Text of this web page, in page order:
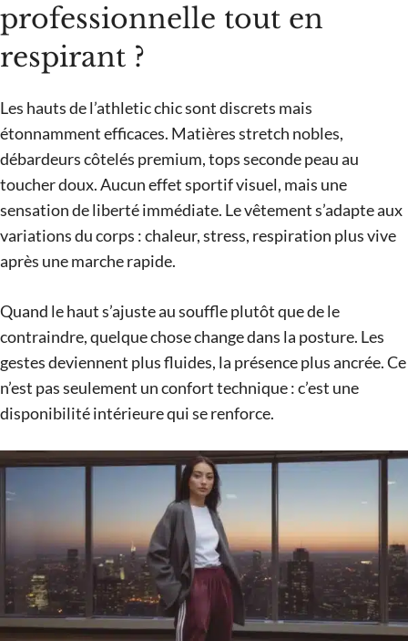
professionnelle tout en
respirant ?
Les hauts de l’athletic chic sont discrets mais
étonnamment efficaces. Matières stretch nobles,
débardeurs côtelés premium, tops seconde peau au
toucher doux. Aucun effet sportif visuel, mais une
sensation de liberté immédiate. Le vêtement s’adapte aux
variations du corps : chaleur, stress, respiration plus vive
après une marche rapide.
Quand le haut s’ajuste au souffle plutôt que de le
contraindre, quelque chose change dans la posture. Les
gestes deviennent plus fluides, la présence plus ancrée. Ce
n’est pas seulement un confort technique : c’est une
disponibilité intérieure qui se renforce.